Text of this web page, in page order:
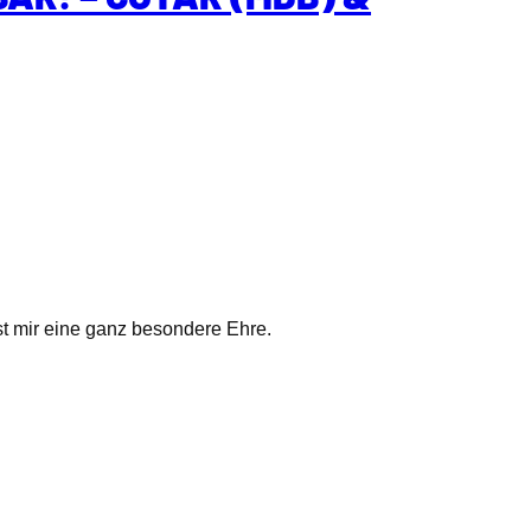
mir eine ganz besondere Ehre.